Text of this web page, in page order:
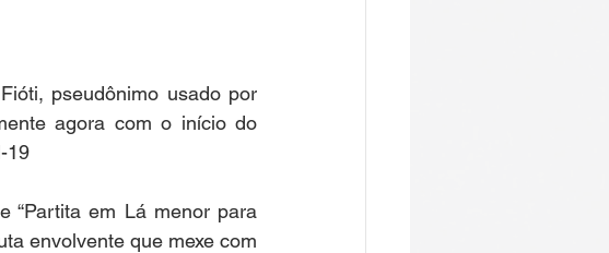
pseudônimo usado por
agora com o início do
19
“Partita em Lá menor para
envolvente que mexe com